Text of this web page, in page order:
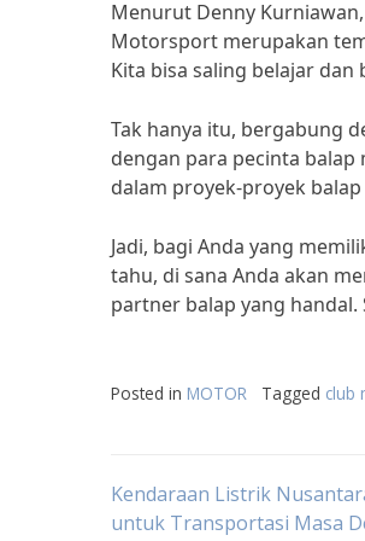
Menurut Denny
Motorsport merupakan
Kita bisa saling belajar
Tak hanya itu, bergabung
dengan para pecinta
dalam proyek-proyek
Jadi, bagi Anda yang
tahu, di sana Anda akan
partner balap yang
Posted in MOTOR Tagged club
Post
Kendaraan Listrik
untuk Transportasi Masa